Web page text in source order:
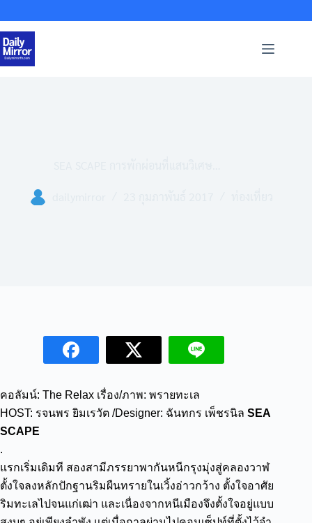
to
content
คอลัมน์: The Relax เรื่อง/ภาพ: พรายทะเล
HOST: รจนพร ยิมเรวัต /Designer: ฉันทกร เพ็ชรนิล SEA
SCAPE
.
แรกเริ่มเดิมที สองสามีภรรยาพากันหนีกรุงมุ่งสู่คลองวาฬ
ตั้งใจลงหลักปักฐานริมผืนทรายในเวิ้งอ่าวกว้าง ตั้งใจอาศัย
ริมทะเลไปจนแก่เฒ่า และเนื่องจากหนีเมืองจึงตั้งใจอยู่แบบ